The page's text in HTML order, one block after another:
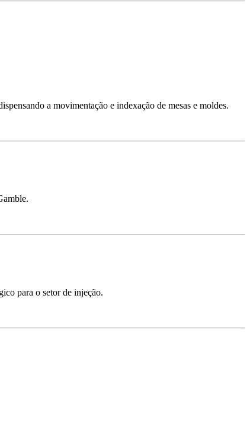
a movimentação e indexação de mesas e moldes.
para o setor de injeção.